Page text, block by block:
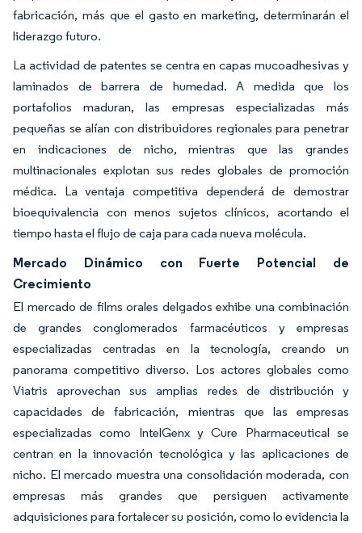
fabricación, más que el gasto en marketing, determinarán el
liderazgo futuro.
La actividad de patentes se centra en capas mucoadhesivas y
laminados de barrera de humedad. A medida que los
portafolios maduran, las empresas especializadas más
pequeñas se alían con distribuidores regionales para penetrar
en indicaciones de nicho, mientras que las grandes
multinacionales explotan sus redes globales de promoción
médica. La ventaja competitiva dependerá de demostrar
bioequivalencia con menos sujetos clínicos, acortando el
tiempo hasta el flujo de caja para cada nueva molécula.
Mercado Dinámico con Fuerte Potencial de
Crecimiento
El mercado de films orales delgados exhibe una combinación
de grandes conglomerados farmacéuticos y empresas
especializadas centradas en la tecnología, creando un
panorama competitivo diverso. Los actores globales como
Viatris aprovechan sus amplias redes de distribución y
capacidades de fabricación, mientras que las empresas
especializadas como IntelGenx y Cure Pharmaceutical se
centran en la innovación tecnológica y las aplicaciones de
nicho. El mercado muestra una consolidación moderada, con
empresas más grandes que persiguen activamente
adquisiciones para fortalecer su posición, como lo evidencia la